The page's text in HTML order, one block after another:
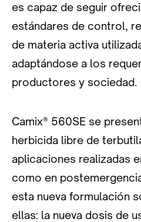
es capaz de seguir
estándares de control,
de materia activa
adaptándose a los
productores y sociedad.
Camix® 560SE se
herbicida libre de
aplicaciones realizadas
como en
esta nueva formulación
ellas: la nueva dosis de